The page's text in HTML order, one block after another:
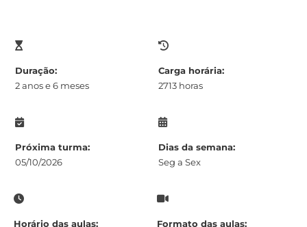
Duração:
2 anos e 6 meses
Carga horária:
2713 horas
Próxima turma:
05/10/2026
Dias da semana:
Seg a Sex
Horário das aulas: Formato das aulas: